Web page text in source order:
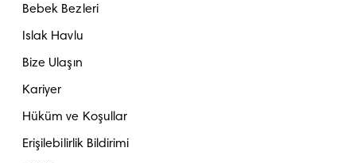
Bebek Bezleri
Islak Havlu
Bize Ulaşın
Kariyer
Hüküm ve Koşullar
Erişilebilirlik Bildirimi